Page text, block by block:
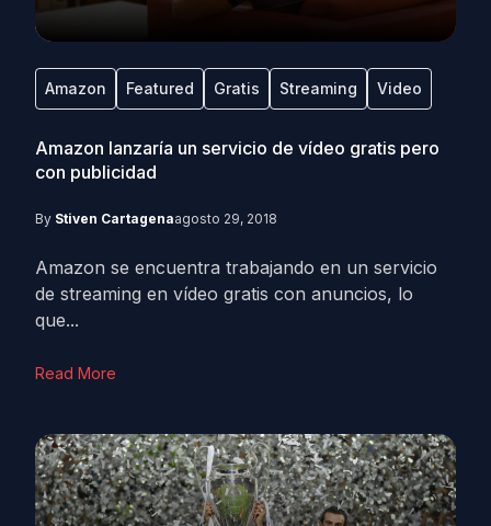
Amazon Featured Gratis Streaming Video
Amazon lanzaría un servicio de vídeo gratis pero
con publicidad
By Stiven Cartagenaagosto 29, 2018
Amazon se encuentra trabajando en un servicio
de streaming en vídeo gratis con anuncios, lo
que...
Read More